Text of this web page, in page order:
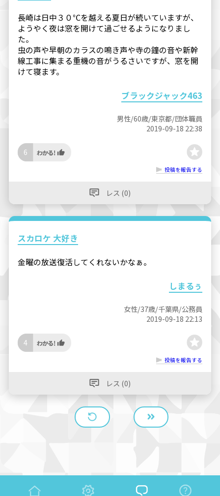
長崎は日中３０℃を越える夏日が続いていますが、
ようやく夜は窓を開けて過ごせるようになりまし
た。
虫の声や早朝のカラスの鳴き声や寺の鐘の音や新幹
線工事に集まる重機の音がうるさいですが、窓を開
けて寝ます。
ブラックジャック463
男性/60歳/東京都/団体職員
2019-09-18 22:38
6
投稿を報告する
レス (0)
スカロケ 大好き
金曜の放送復活してくれないかなぁ。
しまるぅ
女性/37歳/千葉県/公務員
2019-09-18 22:13
4
投稿を報告する
レス (0)